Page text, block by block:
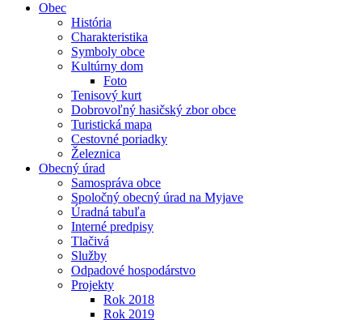
Obec
História
Charakteristika
Symboly obce
Kultúrny dom
Foto
Tenisový kurt
Dobrovoľný hasičský zbor obce
Turistická mapa
Cestovné poriadky
Železnica
Obecný úrad
Samospráva obce
Spoločný obecný úrad na Myjave
Úradná tabuľa
Interné predpisy
Tlačivá
Služby
Odpadové hospodárstvo
Projekty
Rok 2018
Rok 2019